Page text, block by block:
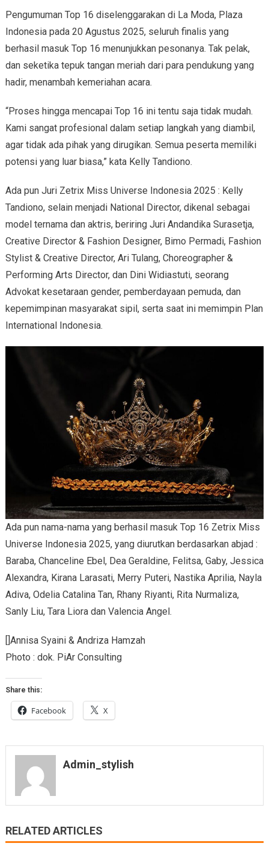
Pengumuman Top 16 diselenggarakan di La Moda, Plaza
Indonesia pada 20 Agustus 2025, seluruh finalis yang
berhasil masuk Top 16 menunjukkan pesonanya. Tak pelak,
dan seketika tepuk tangan meriah dari para pendukung yang
hadir, menambah kemeriahan acara.
“Proses hingga mencapai Top 16 ini tentu saja tidak mudah.
Kami sangat profesional dalam setiap langkah yang diambil,
agar tidak ada pihak yang dirugikan. Semua peserta memiliki
potensi yang luar biasa,” kata Kelly Tandiono.
Ada pun Juri Zetrix Miss Universe Indonesia 2025 : Kelly
Tandiono, selain menjadi National Director, dikenal sebagai
model ternama dan aktris, beriring Juri Andandika Surasetja,
Creative Director & Fashion Designer, Bimo Permadi, Fashion
Stylist & Creative Director, Ari Tulang, Choreographer &
Performing Arts Director, dan Dini Widiastuti, seorang
Advokat kesetaraan gender, pemberdayaan pemuda, dan
kepemimpinan masyarakat sipil, serta saat ini memimpin Plan
International Indonesia.
Ada pun nama-nama yang berhasil masuk Top 16 Zetrix Miss
Universe Indonesia 2025, yang diurutkan berdasarkan abjad :
Baraba, Chanceline Ebel, Dea Geraldine, Felitsa, Gaby, Jessica
Alexandra, Kirana Larasati, Merry Puteri, Nastika Aprilia, Nayla
Adiva, Odelia Catalina Tan, Rhany Riyanti, Rita Nurmaliza,
Sanly Liu, Tara Liora dan Valencia Angel.
[]Annisa Syaini & Andriza Hamzah
Photo : dok. PiAr Consulting
Share this:
Facebook X
Admin_stylish
RELATED ARTICLES